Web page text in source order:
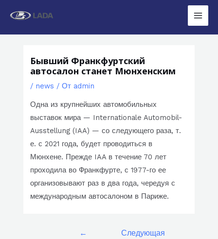
Main
Бывший Франкфуртский
автосалон станет Мюнхенским
/ news / От admin
Одна из крупнейших автомобильных
выставок мира — Internationale Automobil-
Ausstellung (IAA) — со следующего раза, т.
е. с 2021 года, будет проводиться в
Мюнхене. Прежде IAA в течение 70 лет
проходила во Франкфурте, с 1977-го ее
организовывают раз в два года, чередуя с
международным автосалоном в Париже.
←
Следующая